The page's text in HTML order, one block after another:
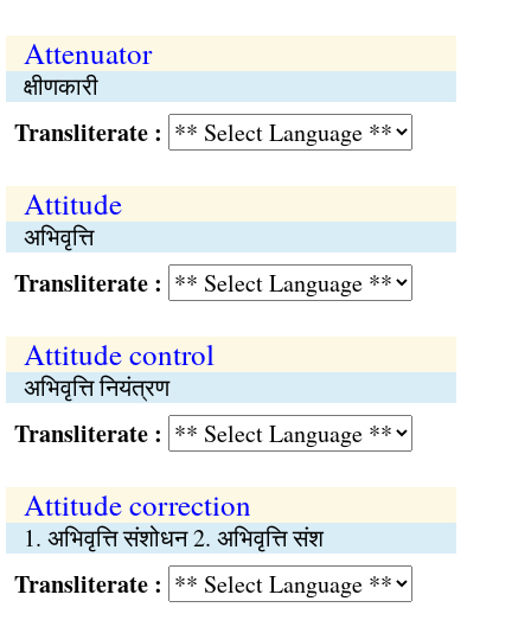
Attenuator
क्षीणकारी
:
Attitude
अभिवृत्ति
:
Attitude control
अभिवृत्ति नियंत्रण
:
Attitude correction
1. अभिवृत्ति संशोधन 2. अभिवृत्ति संश
: